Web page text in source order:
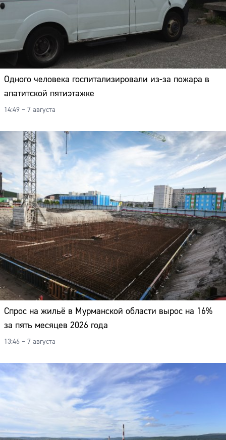
Одного человека госпитализировали из-за пожара в
апатитской пятиэтажке
14:49 – 7 августа
Спрос на жильё в Мурманской области вырос на 16%
за пять месяцев 2026 года
13:46 – 7 августа